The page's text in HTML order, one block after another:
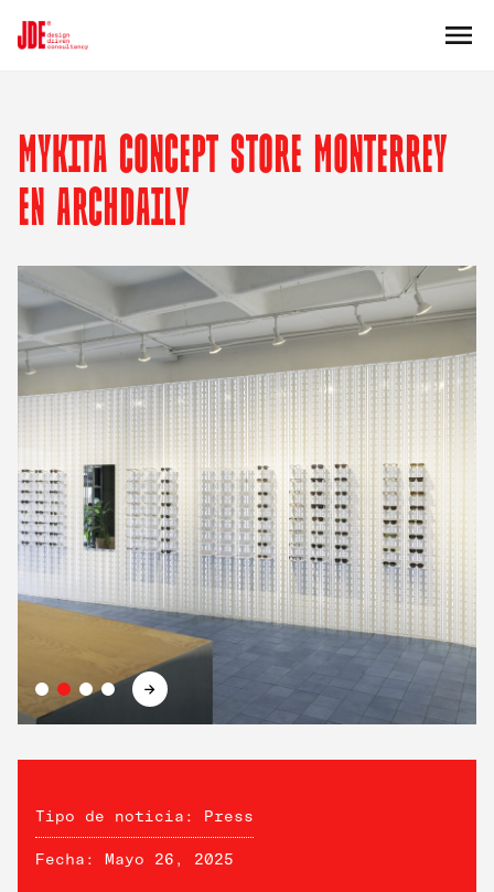
MYKITA CONCEPT STORE MONTERREY
EN ARCHDAILY
→
Tipo de noticia: Press
Fecha: Mayo 26, 2025